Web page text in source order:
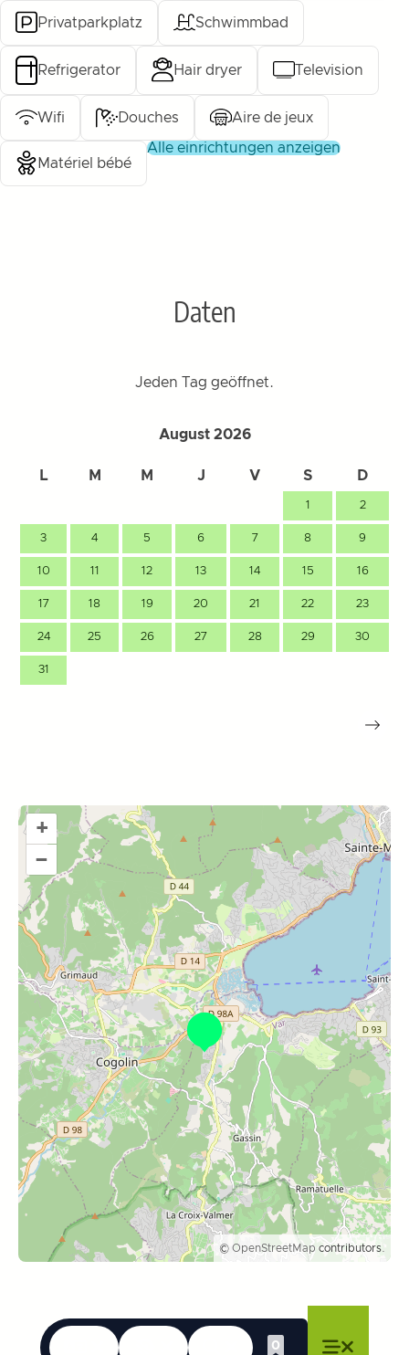
Privatparkplatz Schwimmbad
Refrigerator Hair dryer Television
Wifi Douches Aire de jeux
Matériel bébé
alle einrichtungen anzeigen
Daten
Jeden Tag geöffnet.
August 2026
L M M J V S D
1 2
3 4 5 6 7 8 9
10 11 12 13 14 15 16
17 18 19 20 21 22 23
24 25 26 27 28 29 30
31
+
–
© OpenStreetMap contributors.
Sprachen
Erreichbarkeit
Suche
0